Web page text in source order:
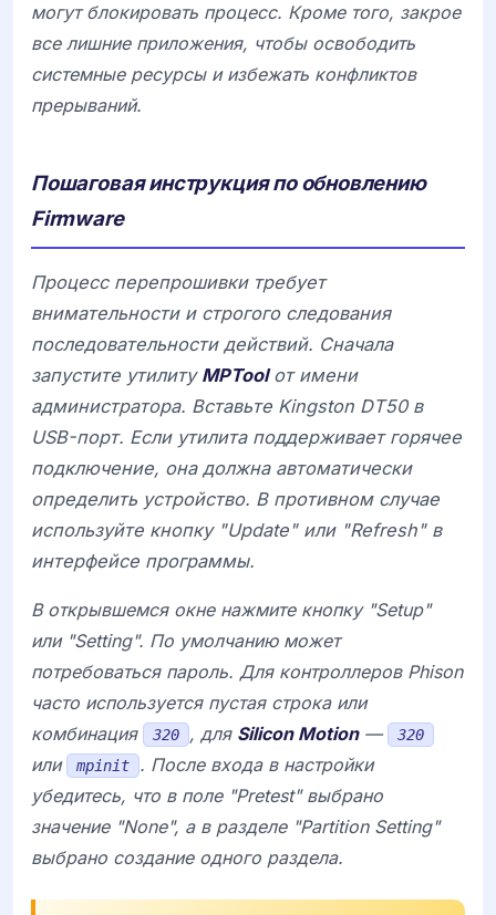
могут блокировать процесс. Кроме того, закрое
все лишние приложения, чтобы освободить
системные ресурсы и избежать конфликтов
прерываний.
Пошаговая инструкция по обновлению
Firmware
Процесс перепрошивки требует
внимательности и строгого следования
последовательности действий. Сначала
запустите утилиту MPToolот имени
администратора. Вставьте Kingston DT50в
USB-порт. Если утилита поддерживает горячее
подключение, она должна автоматически
определить устройство. В противном случае
используйте кнопку "Update" или "Refresh" в
интерфейсе программы.
В открывшемся окне нажмите кнопку "Setup"
или "Setting". По умолчанию может
потребоваться пароль. Для контроллеров Phison
часто используется пустая строка или
комбинация
320 , для Silicon Motion— 320
или mpinit
. После входа в настройки
убедитесь, что в поле "Pretest" выбрано
значение "None", а в разделе "Partition Setting"
выбрано создание одного раздела.